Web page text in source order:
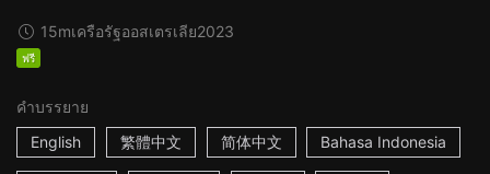
15mเครือรัฐออสเตรเลีย2023
ฟรี
คำบรรยาย
English
繁體中文 简体中文 Bahasa Indonesia